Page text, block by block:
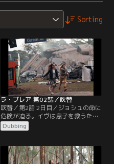
Sorting
ラ・ブレア 第02話／吹替
吹替／第2話 2日目／ジョシュの命に
危険が迫る。イヴは息子を救うた
め、危険な荒野を横断する。救助活
動を始めようと必死のギャヴィンと
ことを証明しようとするが、政府の
エージェントが2人の動きを追う。
Dubbing